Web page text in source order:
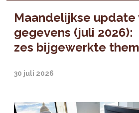
Maandelijkse update
gegevens (juli 2026):
zes bijgewerkte
30 juli 2026